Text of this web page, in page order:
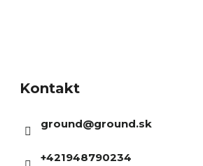
Kontakt
ground@ground.sk
+421948790234